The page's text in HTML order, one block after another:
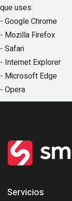
que uses:
- Google Chrome
- Mozilla Firefox
- Safari
- Internet Explorer
- Microsoft Edge
- Opera
Servicios